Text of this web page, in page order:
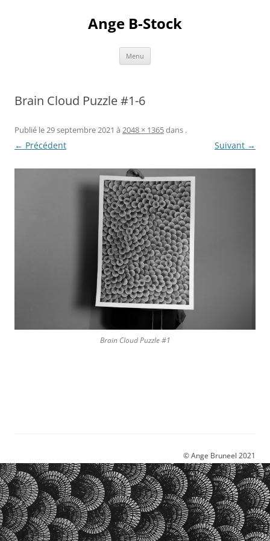
Ange B-Stock
Menu
Brain Cloud Puzzle #1-6
Publié le29 septembre 2021 à 2048 × 1365dans .
← Précédent Suivant →
Brain Cloud Puzzle #1